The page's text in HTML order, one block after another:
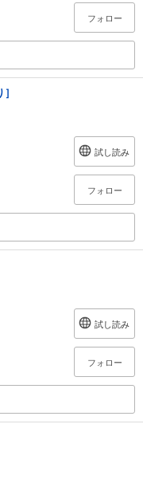
フォロー
試し読み
フォロー
試し読み
フォロー